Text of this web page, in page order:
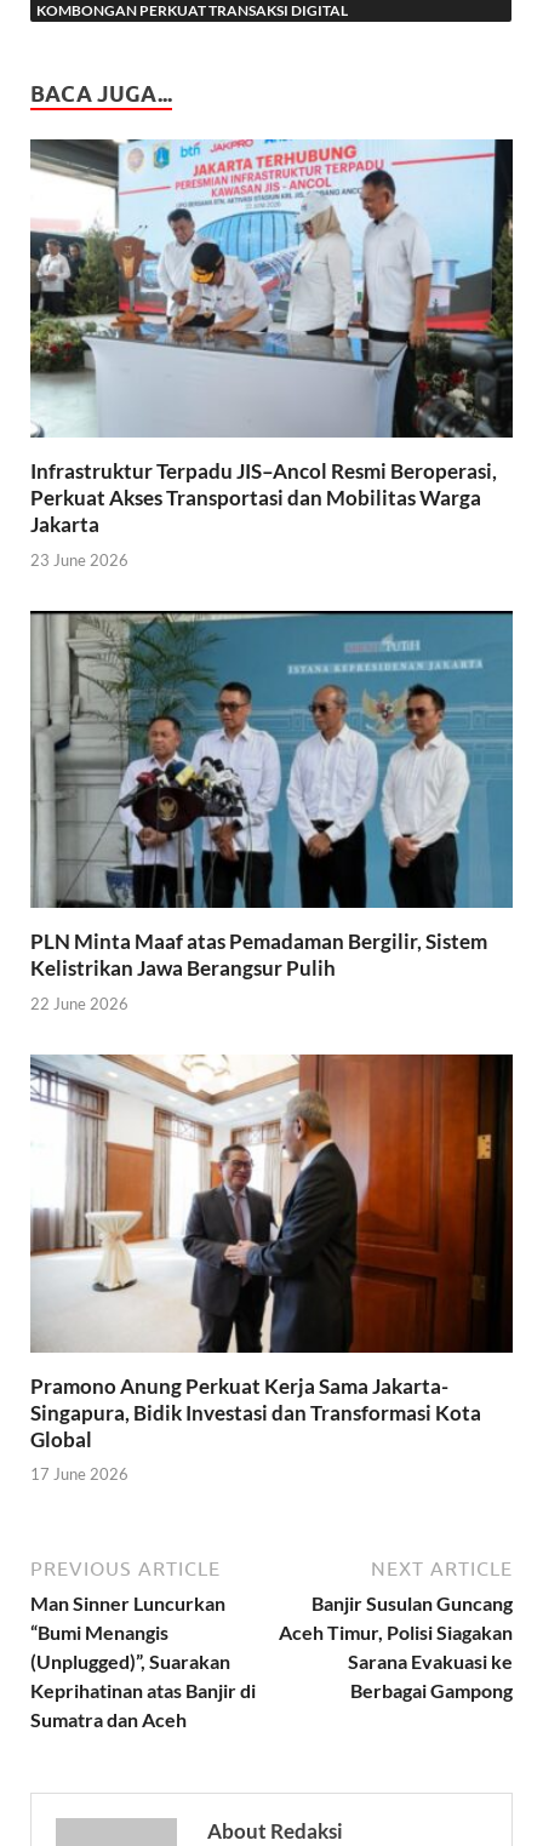
KOMBONGAN PERKUAT TRANSAKSI DIGITAL
BACA JUGA...
Infrastruktur Terpadu JIS–Ancol Resmi Beroperasi,
Perkuat Akses Transportasi dan Mobilitas Warga
Jakarta
23 June 2026
PLN Minta Maaf atas Pemadaman Bergilir, Sistem
Kelistrikan Jawa Berangsur Pulih
22 June 2026
Pramono Anung Perkuat Kerja Sama Jakarta-
Singapura, Bidik Investasi dan Transformasi Kota
Global
17 June 2026
PREVIOUS ARTICLE
Man Sinner Luncurkan
“Bumi Menangis
(Unplugged)”, Suarakan
Keprihatinan atas Banjir di
Sumatra dan Aceh
NEXT ARTICLE
Banjir Susulan Guncang
Aceh Timur, Polisi Siagakan
Sarana Evakuasi ke
Berbagai Gampong
About Redaksi